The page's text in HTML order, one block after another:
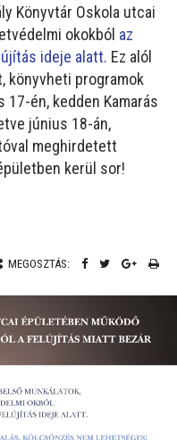
Könyvtár Oskola utcai
okokból az
ideje alatt. Ez alól
könyvheti programok
én, kedden Kamarás
június 18-án,
meghirdetett
kerül sor!
MEGOSZTÁS: